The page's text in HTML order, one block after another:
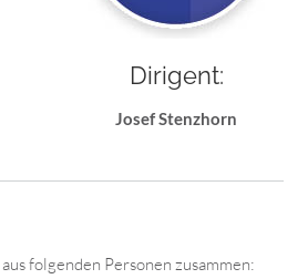
Dirigent:
Josef Stenzhorn
folgenden Personen zusammen: